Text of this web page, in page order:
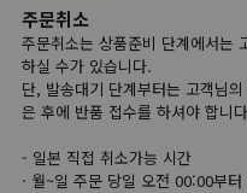
주문취소
주문취소는 상품준비 단계에서는
하실 수가 있습니다.
단, 발송대기 단계부터는 고객님
은 후에 반품 접수를 하셔야 합니
- 일본 직접 취소가능 시간
· 월~일 주문 당일 오전 00:00부